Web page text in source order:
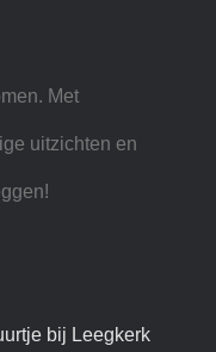
Met
uitzichten en